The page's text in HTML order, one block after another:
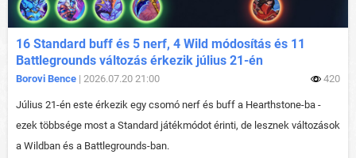
16 Standard buff és 5 nerf, 4 Wild módosítás és 11
Battlegrounds változás érkezik július 21-én
Borovi Bence | 2026.07.20 21:00 420
Július 21-én este érkezik egy csomó nerf és buff a Hearthstone-ba -
ezek többsége most a Standard játékmódot érinti, de lesznek változások
a Wildban és a Battlegrounds-ban.